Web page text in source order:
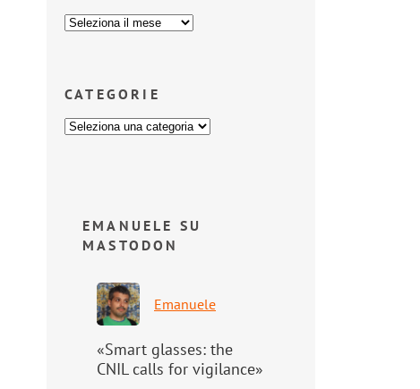
CATEGORIE
EMANUELE SU
MASTODON
Emanuele
«Smart glasses: the
CNIL calls for vigilance»